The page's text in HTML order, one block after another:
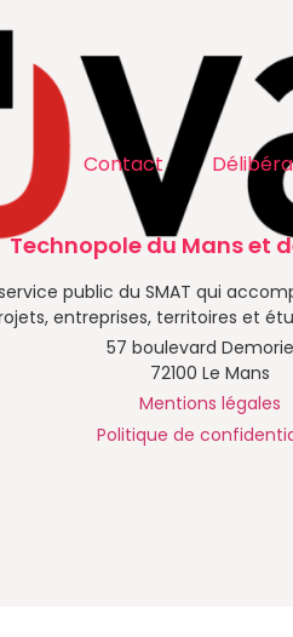
Contact
Technopole du Mans et
public du SMAT qui
entreprises, territoires et
57 boulevard
72100 Le Mans
Mentions légales
Politique de